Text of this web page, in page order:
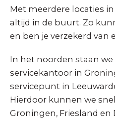
Met meerdere locaties
altijd in de buurt. Zo
en ben je verzekerd van
In het noorden staan
servicekantoor in
servicepunt in
Hierdoor kunnen we
Groningen, Friesland en